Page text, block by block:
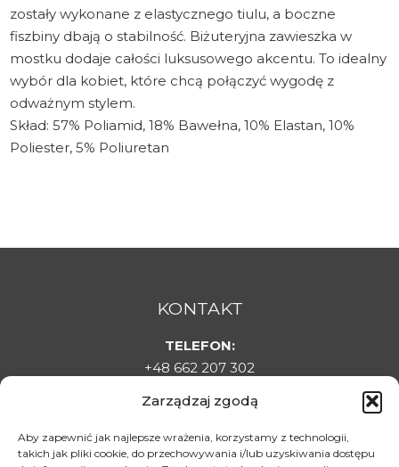
Zarządzaj zgodą
Aby zapewnić jak najlepsze wrażenia, korzystamy z technologii,
takich jak pliki cookie, do przechowywania i/lub uzyskiwania dostępu
zostały wykonane z elastycznego tiulu, a boczne
fiszbiny dbają o stabilność. Biżuteryjna zawieszka w
mostku dodaje całości luksusowego akcentu. To idealny
wybór dla kobiet, które chcą połączyć wygodę z
odważnym stylem.
Skład: 57% Poliamid, 18% Bawełna, 10% Elastan, 10%
Poliester, 5% Poliuretan
KONTAKT
TELEFON:
+48 662 207 302
sklepladyelin@gmail.com
ADRES:
Targowa 1C, 22-500 Hrubieszów